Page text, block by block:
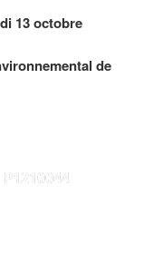
13 octobre
de
P1210044